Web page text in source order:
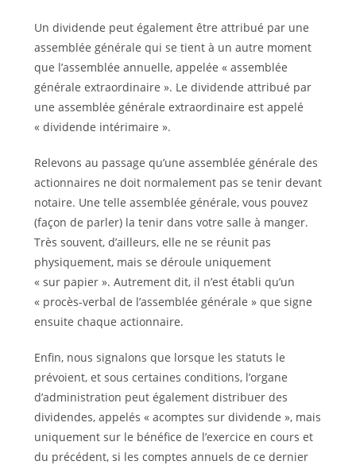
Un dividende peut également être attribué par une
assemblée générale qui se tient à un autre moment
que l’assemblée annuelle, appelée « assemblée
générale extraordinaire ». Le dividende attribué par
une assemblée générale extraordinaire est appelé
« dividende intérimaire ».
Relevons au passage qu’une assemblée générale des
actionnaires ne doit normalement pas se tenir devant
notaire. Une telle assemblée générale, vous pouvez
(façon de parler) la tenir dans votre salle à manger.
Très souvent, d’ailleurs, elle ne se réunit pas
physiquement, mais se déroule uniquement
« sur papier ». Autrement dit, il n’est établi qu’un
« procès-verbal de l’assemblée générale » que signe
ensuite chaque actionnaire.
Enfin, nous signalons que lorsque les statuts le
prévoient, et sous certaines conditions, l’organe
d’administration peut également distribuer des
dividendes, appelés « acomptes sur dividende », mais
uniquement sur le bénéfice de l’exercice en cours et
du précédent, si les comptes annuels de ce dernier